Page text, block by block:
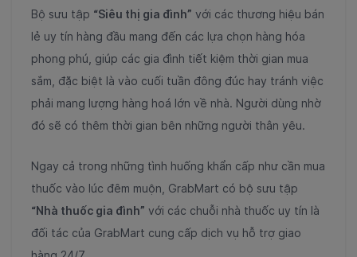
Bộ sưu tập “Siêu thị gia đình” với các thương hiệu bán
lẻ uy tín hàng đầu mang đến các lựa chọn hàng hóa
phong phú, giúp các gia đình tiết kiệm thời gian mua
sắm, đặc biệt là vào cuối tuần đông đúc hay tránh việc
phải mang lượng hàng hoá lớn về nhà. Người dùng nhờ
đó sẽ có thêm thời gian bên những người thân yêu.
Ngay cả trong những tình huống khẩn cấp như cần mua
thuốc vào lúc đêm muộn, GrabMart có bộ sưu tập
“Nhà thuốc gia đình” với các chuỗi nhà thuốc uy tín là
đối tác của GrabMart cung cấp dịch vụ hỗ trợ giao